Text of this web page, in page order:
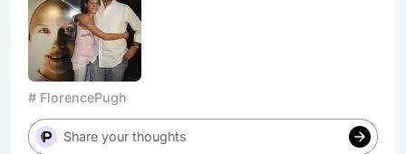
instrumentalizar la agonía de esta niña. Aunque
la mirada de Nerea Camacho es pura luz,
cuando terminas de verla te sientes rodeado por
una oscuridad pegajosa y falaz.
# FlorencePugh
Share your thoughts